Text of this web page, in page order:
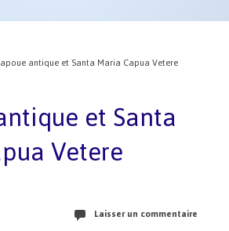
antique et Santa Maria Capua Vetere
et Santa
Vetere
Laisser un commentaire